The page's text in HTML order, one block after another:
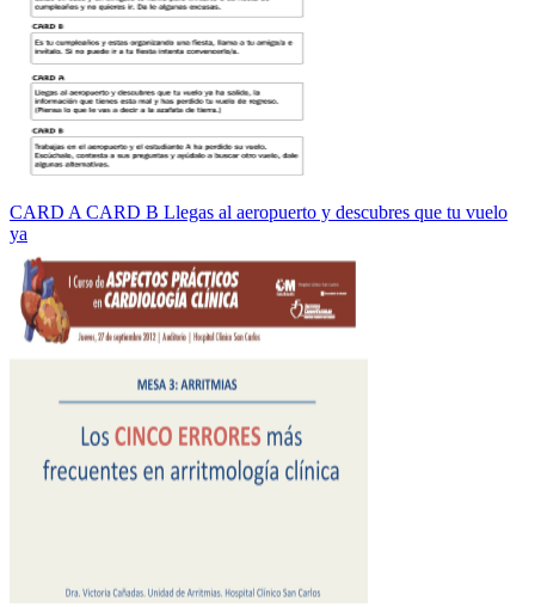
CARD A CARD B Llegas al aeropuerto y descubres que tu vuelo
ya